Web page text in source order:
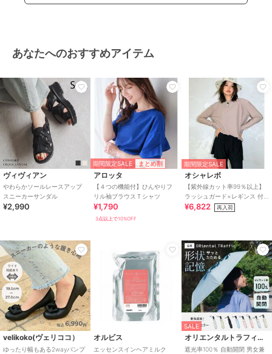
あなたへのおすすめアイテム
ヴィヴィアン
やわらかソールレースアップ
スニーカーサンダル
¥2,990
期間限定SALE まとめ割
アロッタ
【４つの機能付】ひんやりフ
リル袖ブラウスＴシャツ
¥1,790
3点以上で10%OFF
期間限定SALE
オシャレボ
【紫外線カット率99％以上】
ラッシュガード×レギンス 付
き タンキニ
¥6,822 再入荷
velikoko(ヴェリココ）
ゆったり幅もある2wayパンプ
オルビス
エッセンスインヘアミルク
SALE
オリエンタルトラフィック
遮光率100％ 自動開閉 男女兼